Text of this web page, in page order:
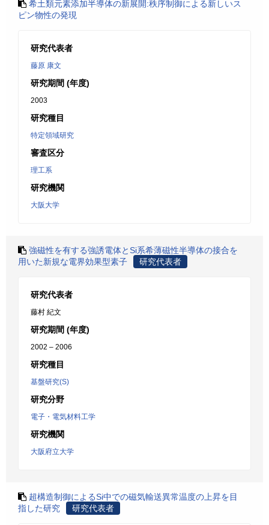
希土類元素添加半導体の新展開:秩序制御による新しいス
ピン物性の発現
研究代表者
藤原 康文
研究期間 (年度)
2003
研究種目
特定領域研究
審査区分
理工系
研究機関
大阪大学
強磁性を有する強誘電体とSi系希薄磁性半導体の接合を
用いた新規な電界効果型素子
研究代表者
研究代表者
藤村 紀文
研究期間 (年度)
2002 – 2006
研究種目
基盤研究(S)
研究分野
電子・電気材料工学
研究機関
大阪府立大学
超構造制御によるSi中での磁気輸送異常温度の上昇を目
指した研究
研究代表者